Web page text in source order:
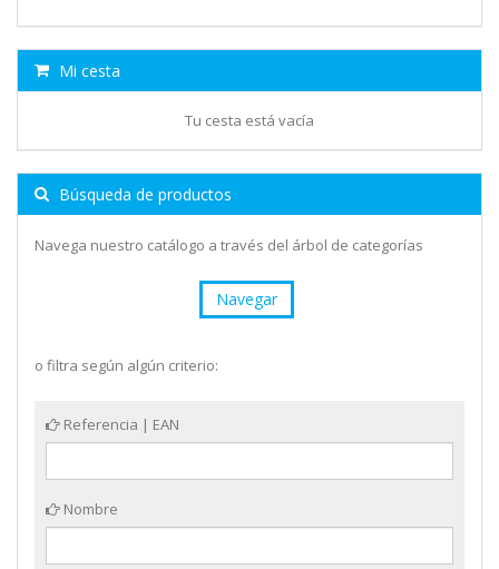
Mi cesta
Tu cesta está vacía
Búsqueda de productos
Navega nuestro catálogo a través del árbol de categorías
Navegar
o filtra según algún criterio:
Referencia | EAN
Nombre